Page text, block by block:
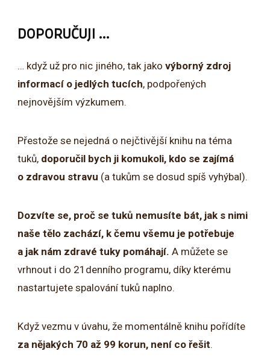
DOPORUČUJI …
… když už pro nic jiného, tak jakovýborný zdroj
informací o jedlých tucích, podpořených
nejnovějším výzkumem.
Přestože se nejedná o nejčtivější knihu na téma
tuků, doporučil bych ji komukoli, kdo se zajímá
o zdravou stravu (a tukům se dosud spíš vyhýbal).
Dozvíte se, proč se tuků nemusíte bát, jak s nimi
naše tělo zachází, k čemu všemu je potřebuje
a jak nám zdravé tuky pomáhají. A můžete se
vrhnout i do 21denního programu, díky kterému
nastartujete spalování tuků naplno.
Když vezmu v úvahu, že momentálně knihu pořídíte
za nějakých 70 až 99 korun, není co řešit.